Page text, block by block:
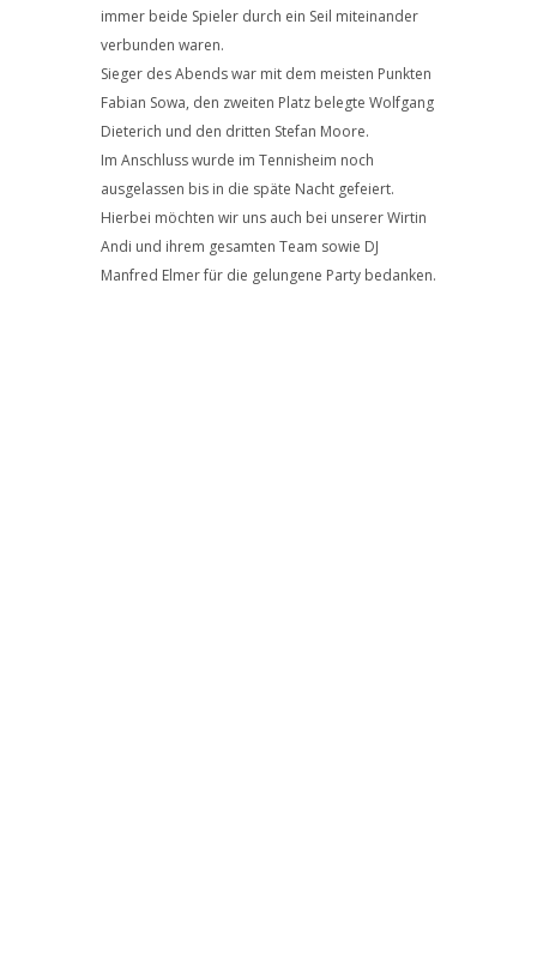
immer beide Spieler durch ein Seil miteinander
verbunden waren.
Sieger des Abends war mit dem meisten Punkten
Fabian Sowa, den zweiten Platz belegte Wolfgang
Dieterich und den dritten Stefan Moore.
Im Anschluss wurde im Tennisheim noch
ausgelassen bis in die späte Nacht gefeiert.
Hierbei möchten wir uns auch bei unserer Wirtin
Andi und ihrem gesamten Team sowie DJ
Manfred Elmer für die gelungene Party bedanken.